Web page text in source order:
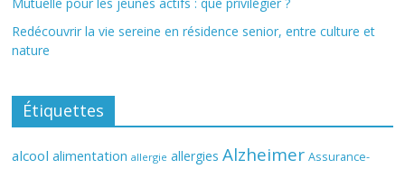
Redécouvrir la vie sereine en résidence senior, entre culture et
nature
Étiquettes
alcool alimentation allergie allergies Alzheimer Assurance-